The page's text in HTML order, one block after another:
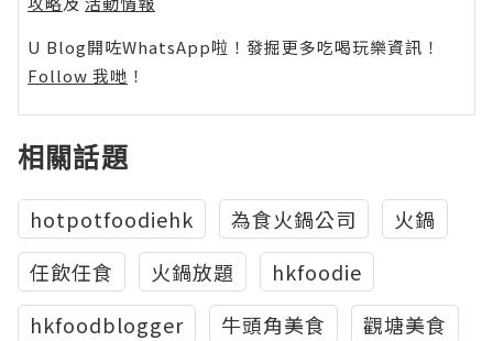
U Blog開咗WhatsApp啦！發掘更多吃喝玩樂資訊！
Follow 我哋 ！
相關話題
hotpotfoodiehk 為食火鍋公司
火鍋
任飲任食
火鍋放題
hkfoodie
hkfoodblogger
牛頭角美食 觀塘美食